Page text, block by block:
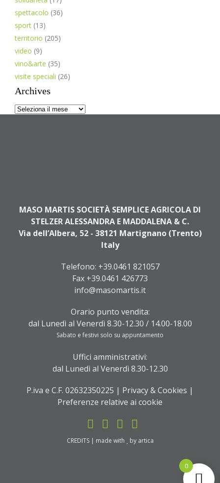
spettacolo (36)
sport (13)
territorio (205)
video (9)
vino&arte (35)
visite speciali (26)
Archives
Archives
MASO MARTIS SOCIETÀ SEMPLICE AGRICOLA DI
STELZER ALESSANDRA E MADDALENA & C.
Via dell’Albera, 52 - 38121 Martignano (Trento)
Italy
Telefono: +39.0461 821057
Fax +39.0461 426773
info@masomartis.it
Orario punto vendita:
dal Lunedì al Venerdì 8.30-12.30 / 14.00-18.00
Sabato e festivi solo su appuntamento
Uffici amministrativi:
dal Lunedì al Venerdì 8.30-12.30
P.iva e C.F. 02632350225 | Privacy & Cookies |
Preferenze relative ai cookie
CREDITS | made with by artica
0